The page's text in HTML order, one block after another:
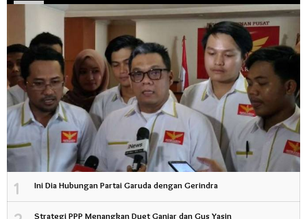
1 Ini Dia Hubungan Partai Garuda dengan Gerindra
Strategi PPP Menangkan Duet Ganjar dan Gus Yasin